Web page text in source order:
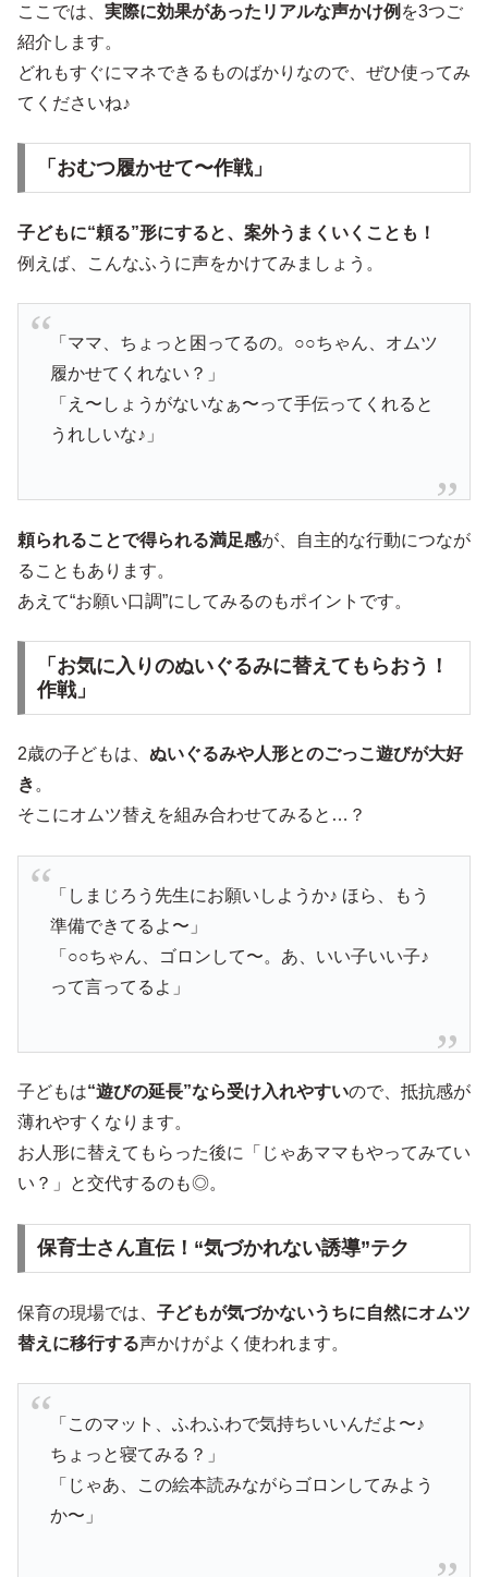
ここでは、 実際に効果があったリアルな声かけ例 を3つご
紹介します。
どれもすぐにマネできるものばかりなので、ぜひ使ってみ
てくださいね♪
「おむつ履かせて〜作戦」
子どもに“頼る”形にすると、案外うまくいくことも！
例えば、こんなふうに声をかけてみましょう。
「ママ、ちょっと困ってるの。○○ちゃん、オムツ
履かせてくれない？」
「え〜しょうがないなぁ〜って手伝ってくれると
うれしいな♪」
頼られることで得られる満足感が、自主的な行動につなが
ることもあります。
あえて“お願い口調”にしてみるのもポイントです。
「お気に入りのぬいぐるみに替えてもらおう！
作戦」
2歳の子どもは、 ぬいぐるみや人形とのごっこ遊びが大好
き 。
そこにオムツ替えを組み合わせてみると…？
「しまじろう先生にお願いしようか♪ ほら、もう
準備できてるよ〜」
「○○ちゃん、ゴロンして〜。あ、いい子いい子♪
って言ってるよ」
子どもは“遊びの延長”なら受け入れやすいので、抵抗感が
薄れやすくなります。
お人形に替えてもらった後に「じゃあママもやってみてい
い？」と交代するのも◎。
保育士さん直伝！“気づかれない誘導”テク
保育の現場では、 子どもが気づかないうちに自然にオムツ
替えに移行する声かけがよく使われます。
「このマット、ふわふわで気持ちいいんだよ〜♪
ちょっと寝てみる？」
「じゃあ、この絵本読みながらゴロンしてみよう
か〜」